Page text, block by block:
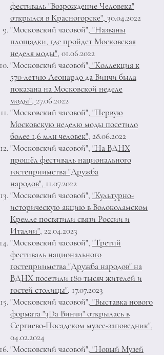
фестиваль "Возрождение Человека"
открылся в Красногорске", 30.04.2022
"Московский часовой", "Названы
площадки, где пройдет Московская
неделя моды", 01.06.2022
"Московский часовой", "Коллекция к
570-летию Леонардо да Винчи была
показана на Московской неделе
моды", 27.06.2022
"Московский часовой", "Первую
Московскую неделю моды посетило
более 1,6 млн человек", 28.06.2022
"Московский часовой", "На ВДНХ
прошёл фестиваль национального
гостеприимства "Дружба
народов", 11.07.2022
"Московский часовой", "Культурно-
историческую акцию в Волоколамском
Кремле посвятили связи России и
Италии", 22.04.2023
"Московский часовой", "Третий
фестиваль национального
гостеприимства "Дружба народов" на
ВДНХ посетили 180 тысяч жителей и
гостей столицы", 17.07.2023
"Московский часовой", "Выставка нового
формата "3Da Винчи" открылась в
Сергиево-Посадском музее-заповедник",
04.02.2024
"Московский часовой", "Новый Музей